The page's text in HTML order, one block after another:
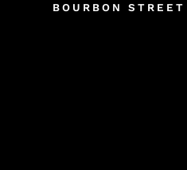
BOURBON STREET